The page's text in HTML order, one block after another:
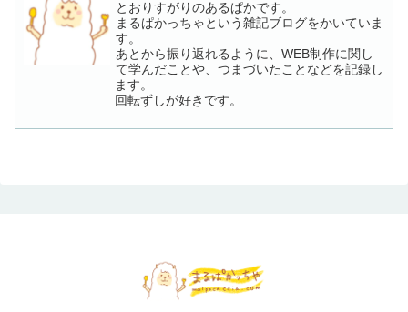
とおりすがりのあるぱかです。
まるぱかっちゃという雑記ブログをかいていま
す。
あとから振り返れるように、WEB制作に関し
て学んだことや、つまづいたことなどを記録し
ます。
回転ずしが好きです。